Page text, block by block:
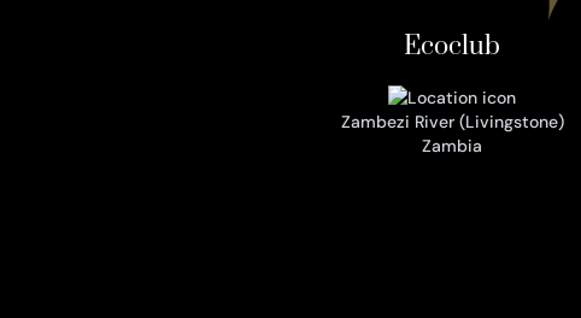
Ecoclub
Zambezi River (Livingstone)
Zambia